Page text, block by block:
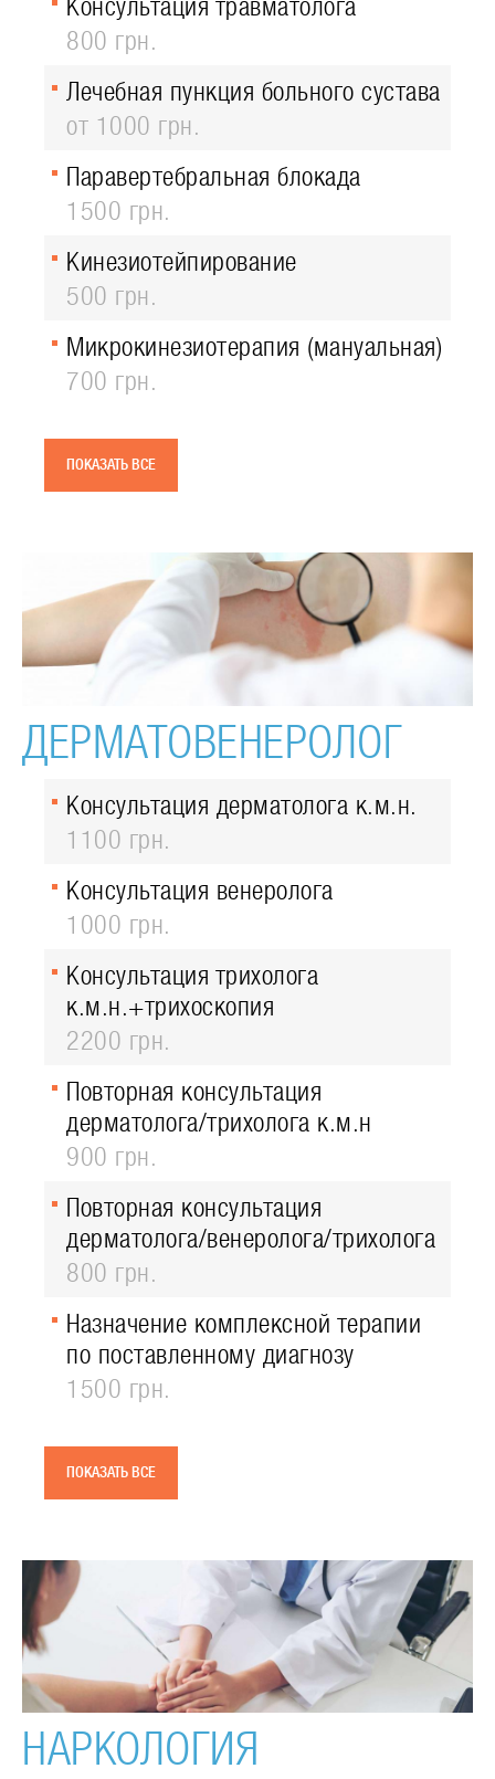
Консультация травматолога
800 грн.
Лечебная пункция больного сустава
от 1000 грн.
Паравертебральная блокада
1500 грн.
Кинезиотейпирование
500 грн.
Микрокинезиотерапия (мануальная)
700 грн.
ПОКАЗАТЬ ВСЕ
ДЕРМАТОВЕНЕРОЛОГ
Консультация дерматолога к.м.н.
1100 грн.
Консультация венеролога
1000 грн.
Консультация трихолога
к.м.н.+трихоскопия
2200 грн.
Повторная консультация
дерматолога/трихолога к.м.н
900 грн.
Повторная консультация
дерматолога/венеролога/трихолога
800 грн.
Назначение комплексной терапии
по поставленному диагнозу
1500 грн.
ПОКАЗАТЬ ВСЕ
НАРКОЛОГИЯ